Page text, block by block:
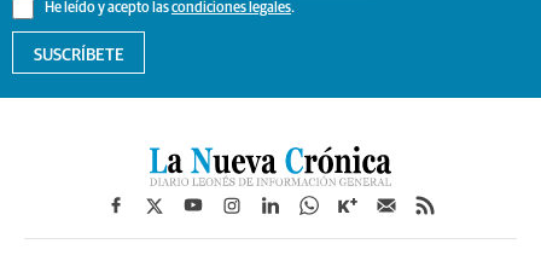
He leído y acepto lascondiciones legales.
SUSCRÍBETE